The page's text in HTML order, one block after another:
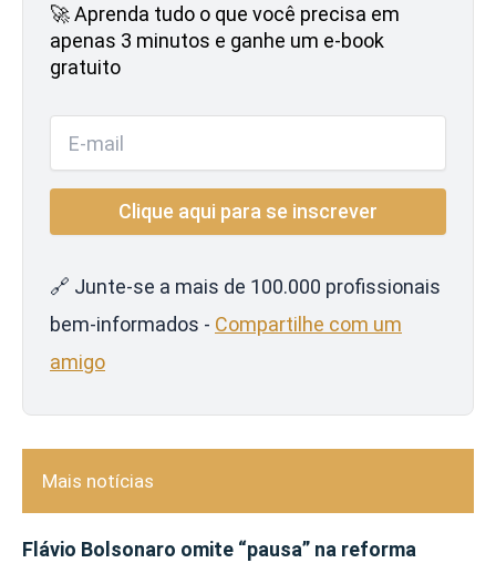
🚀 Aprenda tudo o que você precisa em
apenas 3 minutos e ganhe um e-book
gratuito
🔗 Junte-se a mais de 100.000 profissionais
bem-informados - Compartilhe com um
amigo
Mais notícias
Flávio Bolsonaro omite “pausa” na reforma